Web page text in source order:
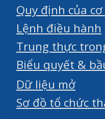
Quy định của
Lệnh điều hành
Trung thực
Biểu quyết &
Dữ liệu mở
Sơ đồ tổ chức